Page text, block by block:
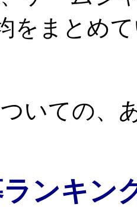
をまとめ
いての、
ランキ